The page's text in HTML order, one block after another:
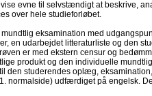
evne til selvstændigt at beskrive,
over hele studieforløbet.
eksamination med
en udarbejdet litteraturliste og den
er med ekstern censur og
produkt og den individuelle
den studerendes oplæg,
normalside) udfærdiget på engelsk.